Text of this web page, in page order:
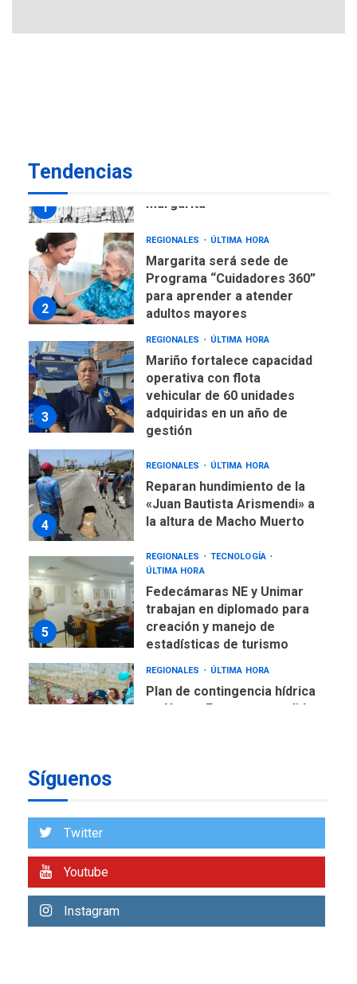
Tendencias
1
Margarita
2
REGIONALES ÚLTIMA HORA
Margarita será sede de
Programa “Cuidadores 360”
para aprender a atender
adultos mayores
3
REGIONALES ÚLTIMA HORA
Mariño fortalece capacidad
operativa con flota
vehicular de 60 unidades
adquiridas en un año de
gestión
4
REGIONALES ÚLTIMA HORA
Reparan hundimiento de la
«Juan Bautista Arismendi» a
la altura de Macho Muerto
5
REGIONALES
TECNOLOGÍA
ÚLTIMA HORA
Fedecámaras NE y Unimar
trabajan en diplomado para
creación y manejo de
estadísticas de turismo
REGIONALES ÚLTIMA HORA
Plan de contingencia hídrica
en Nueva Esparta consolida
7
Síguenos
Twitter
Youtube
Instagram